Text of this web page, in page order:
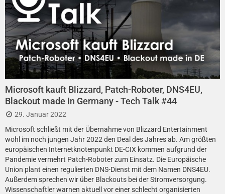
Microsoft kauft Blizzard, Patch-Roboter, DNS4EU,
Blackout made in Germany - Tech Talk #44
29. Januar 2022
Microsoft schließt mit der Übernahme von Blizzard Entertainment
wohl im noch jungen Jahr 2022 den Deal des Jahres ab. Am größten
europäischen Internetknotenpunkt DE-CIX kommen aufgrund der
Pandemie vermehrt Patch-Roboter zum Einsatz. Die Europäische
Union plant einen regulierten DNS-Dienst mit dem Namen DNS4EU.
Außerdem sprechen wir über Blackouts bei der Stromversorgung.
Wissenschaftler warnen aktuell vor einer schlecht organisierten